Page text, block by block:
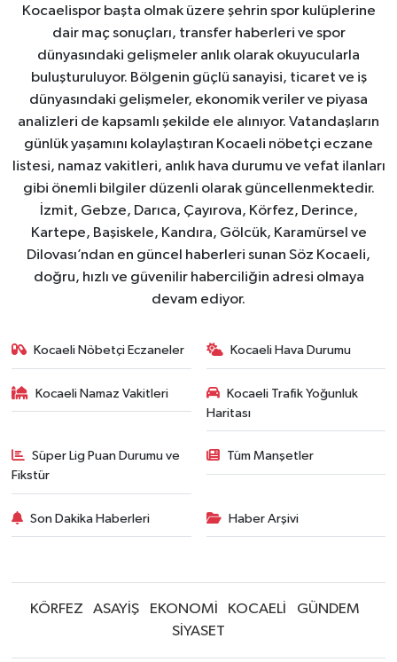
Kocaelispor başta olmak üzere şehrin spor kulüplerine
dair maç sonuçları, transfer haberleri ve spor
dünyasındaki gelişmeler anlık olarak okuyucularla
buluşturuluyor. Bölgenin güçlü sanayisi, ticaret ve iş
dünyasındaki gelişmeler, ekonomik veriler ve piyasa
analizleri de kapsamlı şekilde ele alınıyor. Vatandaşların
günlük yaşamını kolaylaştıran Kocaeli nöbetçi eczane
listesi, namaz vakitleri, anlık hava durumu ve vefat ilanları
gibi önemli bilgiler düzenli olarak güncellenmektedir.
İzmit, Gebze, Darıca, Çayırova, Körfez, Derince,
Kartepe, Başiskele, Kandıra, Gölcük, Karamürsel ve
Dilovası’ndan en güncel haberleri sunan Söz Kocaeli,
doğru, hızlı ve güvenilir haberciliğin adresi olmaya
devam ediyor.
Kocaeli Nöbetçi Eczaneler Kocaeli Hava Durumu
Kocaeli Namaz Vakitleri
Kocaeli Trafik Yoğunluk
Haritası
Süper Lig Puan Durumu ve
Fikstür
Tüm Manşetler
Son Dakika Haberleri Haber Arşivi
KÖRFEZ ASAYİŞ EKONOMİ KOCAELİ
GÜNDEM
SİYASET